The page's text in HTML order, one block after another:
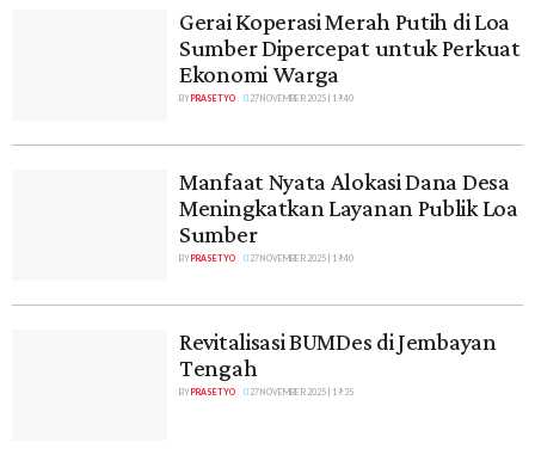
Gerai Koperasi Merah Putih di Loa
Sumber Dipercepat untuk Perkuat
Ekonomi Warga
BY PRASETYO 27 NOVEMBER 2025 | 19:40
Manfaat Nyata Alokasi Dana Desa
Meningkatkan Layanan Publik Loa
Sumber
BY PRASETYO 27 NOVEMBER 2025 | 19:40
Revitalisasi BUMDes di Jembayan
Tengah
BY PRASETYO 27 NOVEMBER 2025 | 19:35